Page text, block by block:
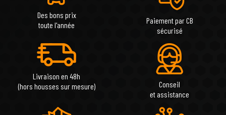
Des bons prix
toute l'année
Paiement par CB
sécurisé
Livraison en 48h
(hors housses sur mesure)
Conseil
et assistance